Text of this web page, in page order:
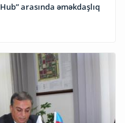
arasında əməkdaşlıq